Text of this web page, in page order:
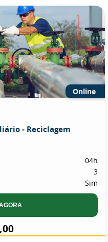
Online
- Reciclagem
04h
3
Sim